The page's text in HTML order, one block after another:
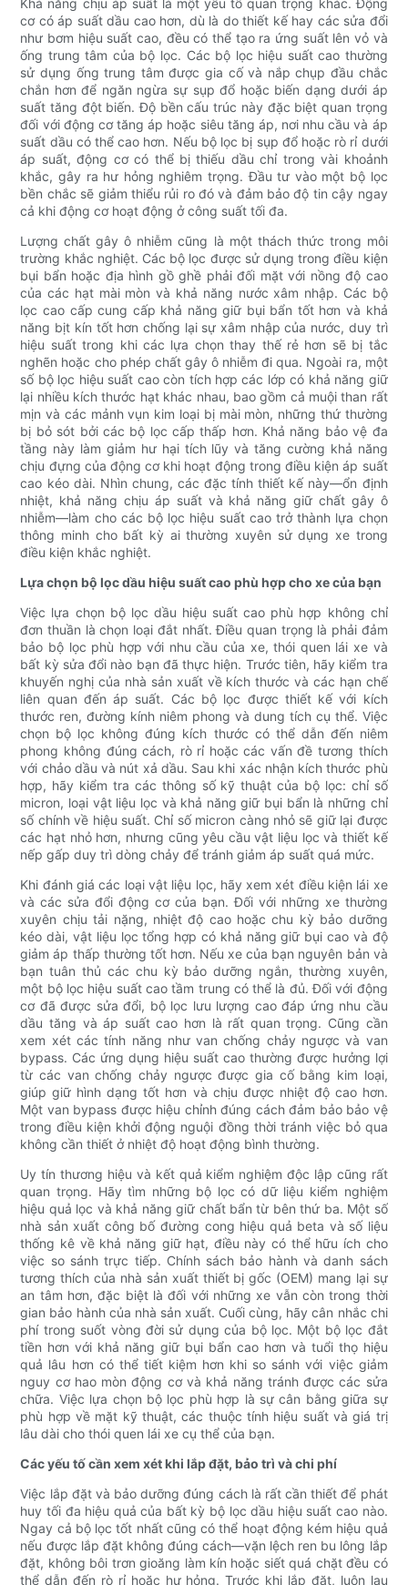
Khả năng chịu áp suất là một yếu tố quan trọng khác. Động
cơ có áp suất dầu cao hơn, dù là do thiết kế hay các sửa đổi
như bơm hiệu suất cao, đều có thể tạo ra ứng suất lên vỏ và
ống trung tâm của bộ lọc. Các bộ lọc hiệu suất cao thường
sử dụng ống trung tâm được gia cố và nắp chụp đầu chắc
chắn hơn để ngăn ngừa sự sụp đổ hoặc biến dạng dưới áp
suất tăng đột biến. Độ bền cấu trúc này đặc biệt quan trọng
đối với động cơ tăng áp hoặc siêu tăng áp, nơi nhu cầu và áp
suất dầu có thể cao hơn. Nếu bộ lọc bị sụp đổ hoặc rò rỉ dưới
áp suất, động cơ có thể bị thiếu dầu chỉ trong vài khoảnh
khắc, gây ra hư hỏng nghiêm trọng. Đầu tư vào một bộ lọc
bền chắc sẽ giảm thiểu rủi ro đó và đảm bảo độ tin cậy ngay
cả khi động cơ hoạt động ở công suất tối đa.
Lượng chất gây ô nhiễm cũng là một thách thức trong môi
trường khắc nghiệt. Các bộ lọc được sử dụng trong điều kiện
bụi bẩn hoặc địa hình gồ ghề phải đối mặt với nồng độ cao
của các hạt mài mòn và khả năng nước xâm nhập. Các bộ
lọc cao cấp cung cấp khả năng giữ bụi bẩn tốt hơn và khả
năng bịt kín tốt hơn chống lại sự xâm nhập của nước, duy trì
hiệu suất trong khi các lựa chọn thay thế rẻ hơn sẽ bị tắc
nghẽn hoặc cho phép chất gây ô nhiễm đi qua. Ngoài ra, một
số bộ lọc hiệu suất cao còn tích hợp các lớp có khả năng giữ
lại nhiều kích thước hạt khác nhau, bao gồm cả muội than rất
mịn và các mảnh vụn kim loại bị mài mòn, những thứ thường
bị bỏ sót bởi các bộ lọc cấp thấp hơn. Khả năng bảo vệ đa
tầng này làm giảm hư hại tích lũy và tăng cường khả năng
chịu đựng của động cơ khi hoạt động trong điều kiện áp suất
cao kéo dài. Nhìn chung, các đặc tính thiết kế này—ổn định
nhiệt, khả năng chịu áp suất và khả năng giữ chất gây ô
nhiễm—làm cho các bộ lọc hiệu suất cao trở thành lựa chọn
thông minh cho bất kỳ ai thường xuyên sử dụng xe trong
điều kiện khắc nghiệt.
Lựa chọn bộ lọc dầu hiệu suất cao phù hợp cho xe của bạn
Việc lựa chọn bộ lọc dầu hiệu suất cao phù hợp không chỉ
đơn thuần là chọn loại đắt nhất. Điều quan trọng là phải đảm
bảo bộ lọc phù hợp với nhu cầu của xe, thói quen lái xe và
bất kỳ sửa đổi nào bạn đã thực hiện. Trước tiên, hãy kiểm tra
khuyến nghị của nhà sản xuất về kích thước và các hạn chế
liên quan đến áp suất. Các bộ lọc được thiết kế với kích
thước ren, đường kính niêm phong và dung tích cụ thể. Việc
chọn bộ lọc không đúng kích thước có thể dẫn đến niêm
phong không đúng cách, rò rỉ hoặc các vấn đề tương thích
với chảo dầu và nút xả dầu. Sau khi xác nhận kích thước phù
hợp, hãy kiểm tra các thông số kỹ thuật của bộ lọc: chỉ số
micron, loại vật liệu lọc và khả năng giữ bụi bẩn là những chỉ
số chính về hiệu suất. Chỉ số micron càng nhỏ sẽ giữ lại được
các hạt nhỏ hơn, nhưng cũng yêu cầu vật liệu lọc và thiết kế
nếp gấp duy trì dòng chảy để tránh giảm áp suất quá mức.
Khi đánh giá các loại vật liệu lọc, hãy xem xét điều kiện lái xe
và các sửa đổi động cơ của bạn. Đối với những xe thường
xuyên chịu tải nặng, nhiệt độ cao hoặc chu kỳ bảo dưỡng
kéo dài, vật liệu lọc tổng hợp có khả năng giữ bụi cao và độ
giảm áp thấp thường tốt hơn. Nếu xe của bạn nguyên bản và
bạn tuân thủ các chu kỳ bảo dưỡng ngắn, thường xuyên,
một bộ lọc hiệu suất cao tầm trung có thể là đủ. Đối với động
cơ đã được sửa đổi, bộ lọc lưu lượng cao đáp ứng nhu cầu
dầu tăng và áp suất cao hơn là rất quan trọng. Cũng cần
xem xét các tính năng như van chống chảy ngược và van
bypass. Các ứng dụng hiệu suất cao thường được hưởng lợi
từ các van chống chảy ngược được gia cố bằng kim loại,
giúp giữ hình dạng tốt hơn và chịu được nhiệt độ cao hơn.
Một van bypass được hiệu chỉnh đúng cách đảm bảo bảo vệ
trong điều kiện khởi động nguội đồng thời tránh việc bỏ qua
không cần thiết ở nhiệt độ hoạt động bình thường.
Uy tín thương hiệu và kết quả kiểm nghiệm độc lập cũng rất
quan trọng. Hãy tìm những bộ lọc có dữ liệu kiểm nghiệm
hiệu quả lọc và khả năng giữ chất bẩn từ bên thứ ba. Một số
nhà sản xuất công bố đường cong hiệu quả beta và số liệu
thống kê về khả năng giữ hạt, điều này có thể hữu ích cho
việc so sánh trực tiếp. Chính sách bảo hành và danh sách
tương thích của nhà sản xuất thiết bị gốc (OEM) mang lại sự
an tâm hơn, đặc biệt là đối với những xe vẫn còn trong thời
gian bảo hành của nhà sản xuất. Cuối cùng, hãy cân nhắc chi
phí trong suốt vòng đời sử dụng của bộ lọc. Một bộ lọc đắt
tiền hơn với khả năng giữ bụi bẩn cao hơn và tuổi thọ hiệu
quả lâu hơn có thể tiết kiệm hơn khi so sánh với việc giảm
nguy cơ hao mòn động cơ và khả năng tránh được các sửa
chữa. Việc lựa chọn bộ lọc phù hợp là sự cân bằng giữa sự
phù hợp về mặt kỹ thuật, các thuộc tính hiệu suất và giá trị
lâu dài cho thói quen lái xe cụ thể của bạn.
Các yếu tố cần xem xét khi lắp đặt, bảo trì và chi phí
Việc lắp đặt và bảo dưỡng đúng cách là rất cần thiết để phát
huy tối đa hiệu quả của bất kỳ bộ lọc dầu hiệu suất cao nào.
Ngay cả bộ lọc tốt nhất cũng có thể hoạt động kém hiệu quả
nếu được lắp đặt không đúng cách—vặn lệch ren bu lông lắp
đặt, không bôi trơn gioăng làm kín hoặc siết quá chặt đều có
thể dẫn đến rò rỉ hoặc hư hỏng. Trước khi lắp đặt, luôn lau